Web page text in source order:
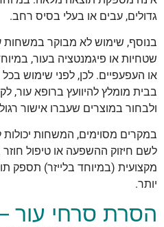
גדולים, עבים או בעלי בסיס רחב.
בנוסף, שימוש לא מבוקר במשחות
שטחיות או פיגמנטציה בעור,
או העפעפיים. לכן, לפני שימוש
בבית מומלץ להיוועץ ברופא עור,
ולבחור במוצרים שעברו אישור
במקרים מסוימים, המשחות
לשם חיזוק ההשפעה או טיפול
מקצועית (במיוחד בלייזר) תספק
יותר.
הסרת סרחי עור